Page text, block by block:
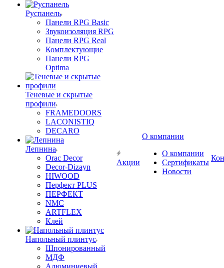
Руспанель
Панели RPG Basic
Звукоизоляция RPG
Панели RPG Real
Комплектующие
Панели RPG
Optima
Теневые и скрытые
профили
FRAMEDOORS
LACONISTIQ
DECARO
Лепнина
Orac Decor
Decor-Dizayn
HIWOOD
Перфект PLUS
ПЕРФЕКТ
NMC
ARTFLEX
Клей
Напольный плинтус
Шпонированный
МДФ
Алюминиевый
Акции
О компании
О компании
Сертификаты
Новости